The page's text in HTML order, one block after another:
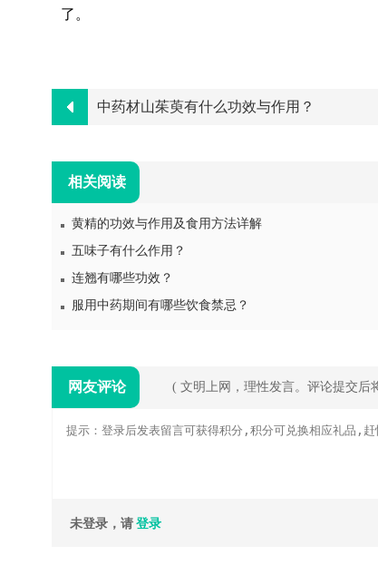
了。
中药材山茱萸有什么功效与作用？
相关阅读
黄精的功效与作用及食用方法详解
五味子有什么作用？
连翘有哪些功效？
服用中药期间有哪些饮食禁忌？
网友评论 ( 文明上网，理性发言。评论提交后
未登录，请 登录